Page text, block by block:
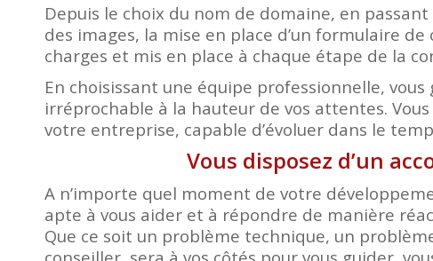
Depuis le choix du nom de domaine, en
des images, la mise en place d’un formulaire
charges et mis en place à chaque étape de la
En choisissant une équipe professionnelle,
irréprochable à la hauteur de vos attentes.
votre entreprise, capable d’évoluer dans le
Vous disposez d’un
A n’importe quel moment de votre
apte à vous aider et à répondre de manière
Que ce soit un problème technique, un